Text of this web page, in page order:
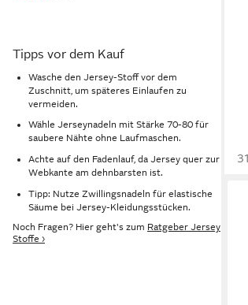
Tipps vor dem Kauf
Wasche den Jersey-Stoff vor dem
Zuschnitt, um späteres Einlaufen zu
vermeiden.
Wähle Jerseynadeln mit Stärke 70-80 für
saubere Nähte ohne Laufmaschen.
Achte auf den Fadenlauf, da Jersey quer zur
Webkante am dehnbarsten ist.
Tipp: Nutze Zwillingsnadeln für elastische
Säume bei Jersey-Kleidungsstücken.
Noch Fragen? Hier geht's zum Ratgeber Jersey
Stoffe ›